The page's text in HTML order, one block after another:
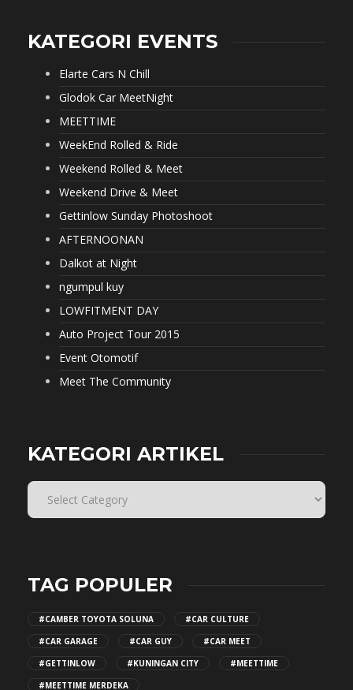
KATEGORI EVENTS
Elarte Cars N Chill
Glodok Car MeetNight
MEETTIME
WeekEnd Rolled & Ride
Weekend Rolled & Meet
Weekend Drive & Meet
Gettinlow Sunday Photoshoot
AFTERNOONAN
Dalkot at Night
ngumpul kuy
LOWFITMENT DAY
Auto Project Tour 2015
Event Otomotif
Meet The Community
KATEGORI ARTIKEL
TAG POPULER
#CAMBER TOYOTA SOLUNA
#CAR CULTURE
#CAR GARAGE
#CAR GUY
#CAR MEET
#GETTINLOW
#KUNINGAN CITY
#MEETTIME
#MEETTIME MERDEKA